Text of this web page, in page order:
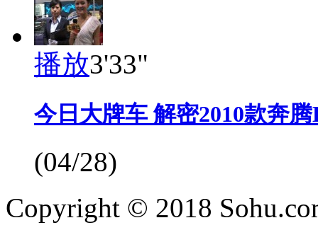
播放3'33"
今日大牌车 解密2010款奔腾
(04/28)
Copyright © 2018